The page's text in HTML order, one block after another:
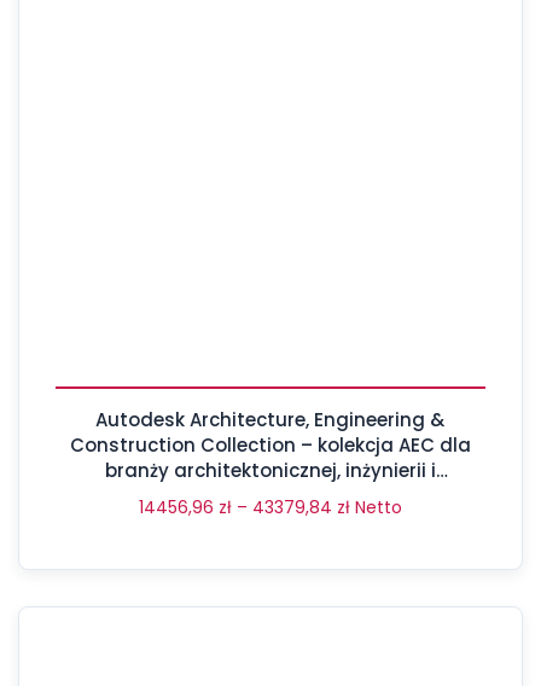
Autodesk Architecture, Engineering &
Construction Collection – kolekcja AEC dla
branży architektonicznej, inżynierii i
budownictwa
14456,96 zł – 43379,84 zł Netto